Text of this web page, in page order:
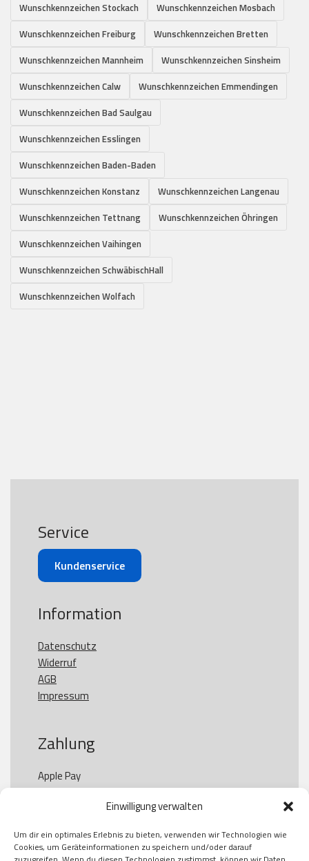
Einwilligung verwalten
Um dir ein optimales Erlebnis zu bieten, verwenden wir Technologien wie
Cookies, um Geräteinformationen zu speichern und/oder darauf
Wunschkennzeichen Stockach
Wunschkennzeichen Mosbach
Wunschkennzeichen Freiburg
Wunschkennzeichen Bretten
Wunschkennzeichen Mannheim
Wunschkennzeichen Sinsheim
Wunschkennzeichen Calw
Wunschkennzeichen Emmendingen
Wunschkennzeichen Bad Saulgau
Wunschkennzeichen Esslingen
Wunschkennzeichen Baden-Baden
Wunschkennzeichen Konstanz
Wunschkennzeichen Langenau
Wunschkennzeichen Tettnang
Wunschkennzeichen Öhringen
Wunschkennzeichen Vaihingen
Wunschkennzeichen SchwäbischHall
Wunschkennzeichen Wolfach
Service
Kundenservice
Information
Datenschutz
Widerruf
AGB
Impressum
Zahlung
Apple Pay
Paypal
Kauf auf Rechung